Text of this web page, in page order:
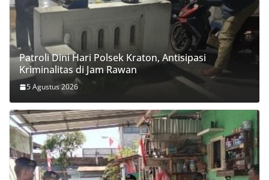
Patroli Dini Hari Polsek Kraton, Antisipasi
Kriminalitas di Jam Rawan
5 Agustus 2026